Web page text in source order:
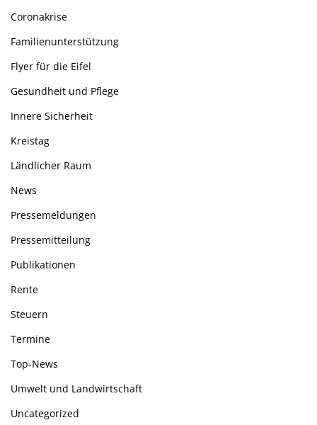
Coronakrise
Familienunterstützung
Flyer für die Eifel
Gesundheit und Pflege
Innere Sicherheit
Kreistag
Ländlicher Raum
News
Pressemeldungen
Pressemitteilung
Publikationen
Rente
Steuern
Termine
Top-News
Umwelt und Landwirtschaft
Uncategorized